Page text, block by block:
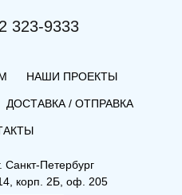
(РКВ),
323-9333
НАШИ ПРОЕКТЫ
ДОСТАВКА / ОТПРАВКА
Санкт-Петербург
корп. 2Б, оф. 205